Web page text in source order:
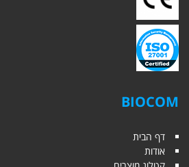
BIOCOM
דף הבית
אודות